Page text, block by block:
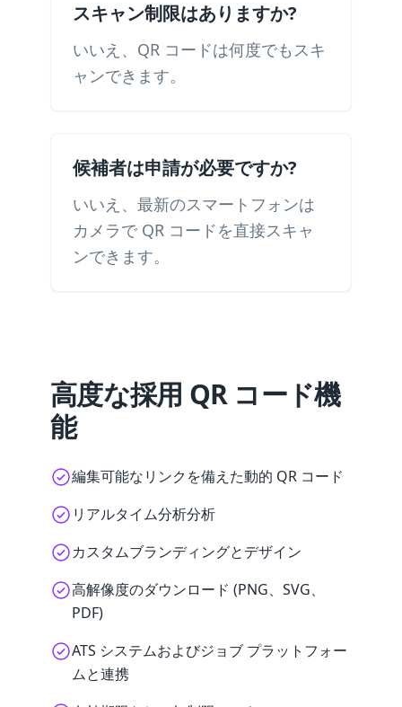
スキャン制限はありますか?
いいえ、QR コードは何度でもスキ
ャンできます。
候補者は申請が必要ですか?
いいえ、最新のスマートフォンは
カメラで QR コードを直接スキャ
ンできます。
高度な採用 QR コード機
能
編集可能なリンクを備えた動的 QR コード
リアルタイム分析分析
カスタムブランディングとデザイン
高解像度のダウンロード (PNG、SVG、
PDF)
ATS システムおよびジョブ プラットフォー
ムと連携